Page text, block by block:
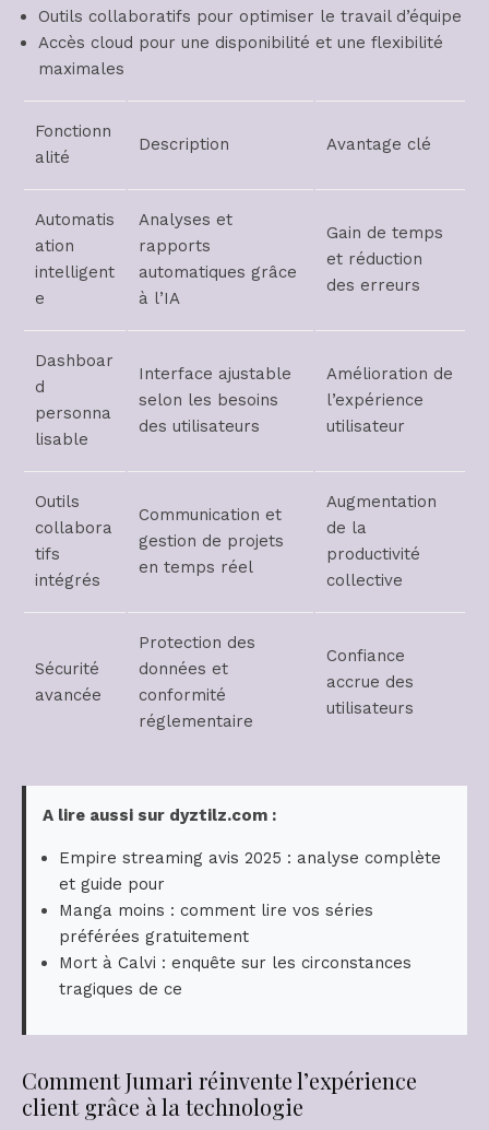
Outils collaboratifs pour optimiser le travail d’équipe
Accès cloud pour une disponibilité et une flexibilité
maximales
Fonctionn
alité
Description Avantage clé
Automatis
ation
intelligent
e
Analyses et
rapports
automatiques grâce
à l’IA
Gain de temps
et réduction
des erreurs
Dashboar
d
personna
lisable
Interface ajustable
selon les besoins
des utilisateurs
Amélioration de
l’expérience
utilisateur
Outils
collabora
tifs
intégrés
Communication et
gestion de projets
en temps réel
Augmentation
de la
productivité
collective
Sécurité
avancée
Protection des
données et
conformité
réglementaire
Confiance
accrue des
utilisateurs
A lire aussi sur dyztilz.com :
Empire streaming avis 2025 : analyse complète
et guide pour
Manga moins : comment lire vos séries
préférées gratuitement
Mort à Calvi : enquête sur les circonstances
tragiques de ce
Comment Jumari réinvente l’expérience
client grâce à la technologie